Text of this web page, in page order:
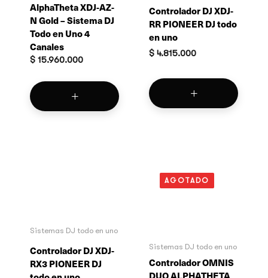
AlphaTheta XDJ-AZ-
N Gold – Sistema DJ
Todo en Uno 4
Canales
$ 15.960.000
Controlador DJ XDJ-
RR PIONEER DJ todo
en uno
$ 4.815.000
Sistemas DJ todo en uno
Controlador DJ XDJ-
RX3 PIONEER DJ
AGOTADO
Sistemas DJ todo en uno
Controlador OMNIS
DUO ALPHATHETA